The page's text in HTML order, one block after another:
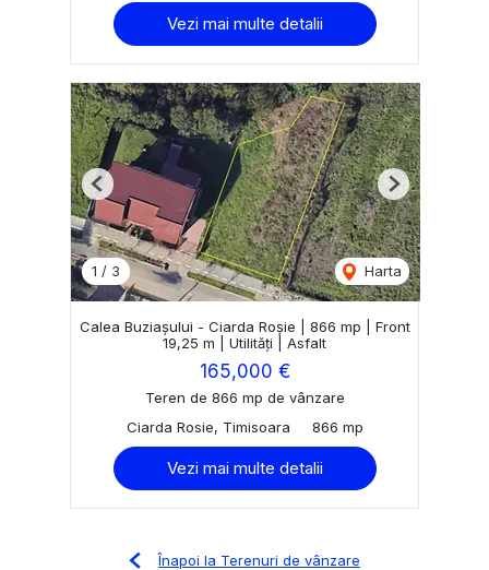
Vezi mai multe detalii
1 / 3 Harta
Previous Next
Calea Buziașului - Ciarda Roșie | 866 mp | Front
19,25 m | Utilități | Asfalt
165,000 €
Teren de 866 mp de vânzare
Ciarda Rosie, Timisoara
866 mp
Vezi mai multe detalii
Înapoi la Terenuri de vânzare